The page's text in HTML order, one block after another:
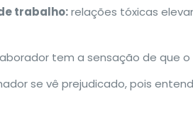
trabalho:relações tóxicas
tem a sensação de que
se vê prejudicado, pois